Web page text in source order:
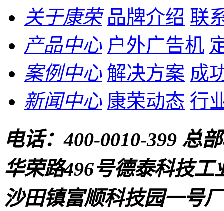
关于康荣 品牌介绍 联
产品中心 户外广告机
案例中心 解决方案 成
新闻中心 康荣动态 行
电话：400-0010-399 总
华荣路496号德泰科技工
沙田镇富顺科技园一号